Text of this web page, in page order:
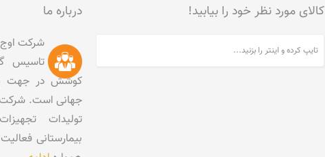
کالای مورد نظر خود را بیابید! درباره ما
تاسیس
کوشش در جهت
جهانی است. شرکت
تولیدات
بیمارستانی